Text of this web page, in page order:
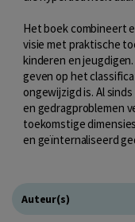
Het boek combineert
visie met praktische
kinderen en
geven op het
ongewijzigd is. Al
en gedragproblemen
toekomstige
en geïnternaliseerd
Auteur(s)